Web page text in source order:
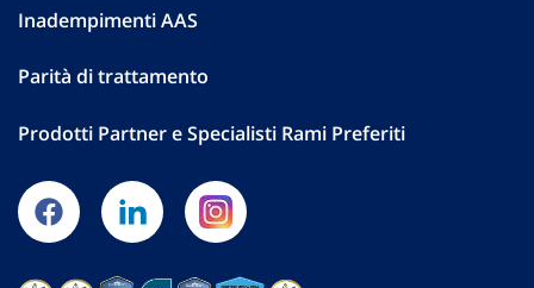
Inadempimenti AAS
Parità di trattamento
Prodotti Partner e Specialisti Rami Preferiti